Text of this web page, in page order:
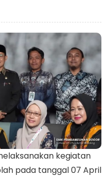
kegiatan
pada tanggal 07 April